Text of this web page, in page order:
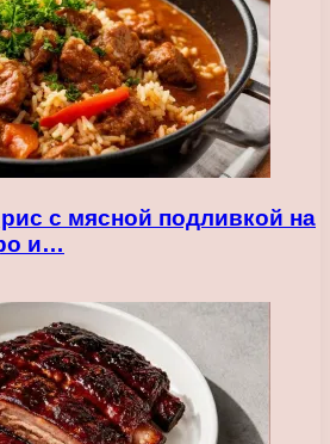
с мясной подливкой на
и…